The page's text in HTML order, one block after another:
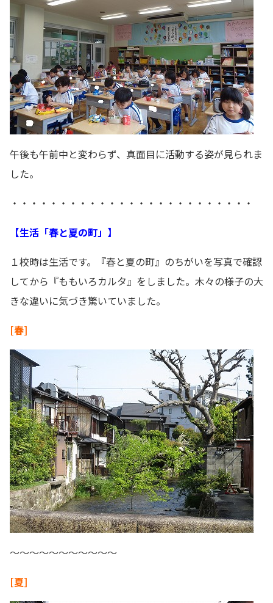
午後も午前中と変わらず、真面目に活動する姿が見られま
した。
・・・・・・・・・・・・・・・・・・・・・・・・・
【生活「春と夏の町」】
１校時は生活です。『春と夏の町』のちがいを写真で確認
してから『ももいろカルタ』をしました。木々の様子の大
きな違いに気づき驚いていました。
[春]
～～～～～～～～～～～
[夏]